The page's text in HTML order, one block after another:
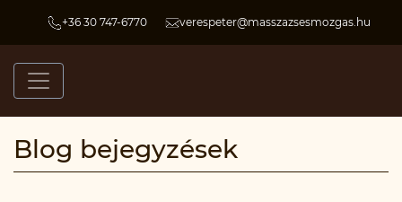
+36 30 747-6770 verespeter@masszazsesmozgas.hu
Blog bejegyzések